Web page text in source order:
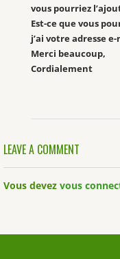
vous pourriez
Est-ce que vous
j’ai votre adresse
Merci beaucoup,
Cordialement
LEAVE A COMMENT
Vous devez vous